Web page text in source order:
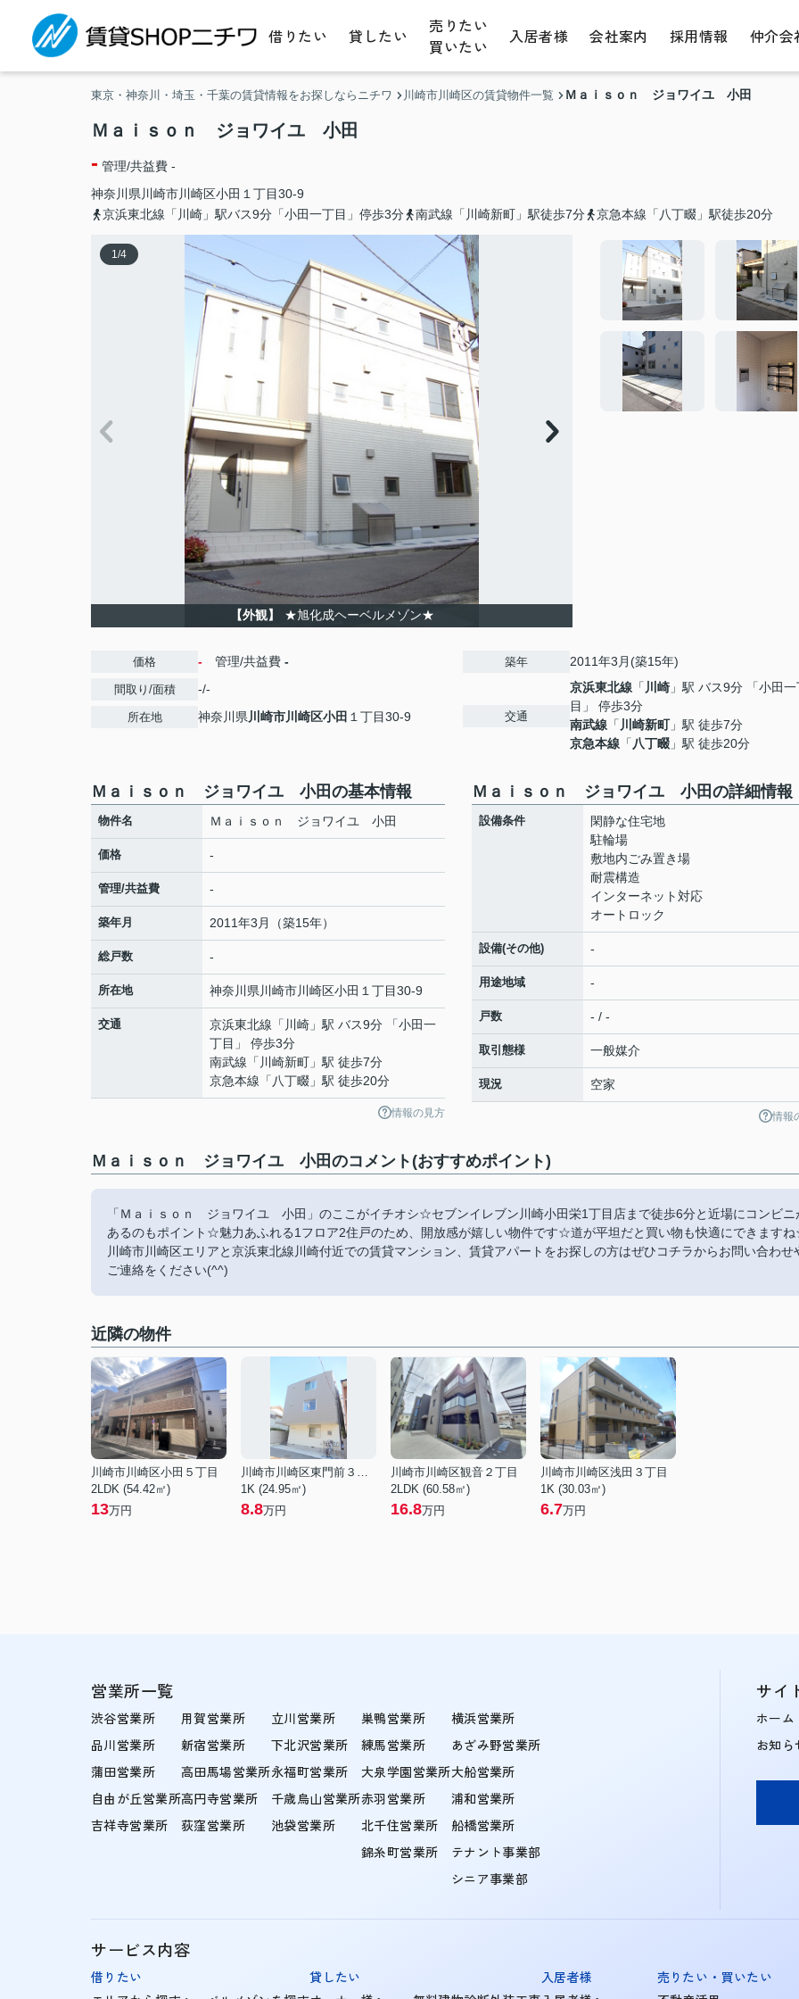
借りたい 貸したい
売りたい
買いたい
入居者様 会社案内 採用情報 仲介会
東京・神奈川・埼玉・千葉の賃貸情報をお探しならニチワ 川崎市川崎区の賃貸物件一覧 Ｍａｉｓｏｎ ジョワイユ 小田
Ｍａｉｓｏｎ ジョワイユ 小田
- 管理/共益費 -
神奈川県 川崎市川崎区小田 １丁目30-9
京浜東北線「川崎」駅バス9分「小田一丁目」停歩3分
南武線「川崎新町」駅徒歩7分 京急本線「八丁畷」駅徒歩20分
1/4
【外観】 ★旭化成ヘーベルメゾン★
価格 - 管理/共益費 -
間取り/面積 -/-
所在地 神奈川県川崎市川崎区小田 １丁目30-9
築年 2011年3月(築15年)
交通
京浜東北線 「 川崎 」駅 バス9分 「小田一
目」 停歩3分
南武線 「 川崎新町」駅 徒歩7分
京急本線 「 八丁畷 」駅 徒歩20分
Ｍａｉｓｏｎ ジョワイユ 小田の基本情報
物件名 Ｍａｉｓｏｎ ジョワイユ 小田
価格 -
管理/共益費 -
築年月 2011年3月（築15年）
総戸数 -
所在地 神奈川県 川崎市川崎区小田 １丁目30-9
交通 京浜東北線 「 川崎 」駅 バス9分 「小田一
丁目」 停歩3分
南武線 「 川崎新町 」駅 徒歩7分
京急本線 「 八丁畷 」駅 徒歩20分
情報の見方
Ｍａｉｓｏｎ ジョワイユ 小田の詳細情報
設備条件
閑静な住宅地
駐輪場
敷地内ごみ置き場
耐震構造
インターネット対応
オートロック
設備(その他) -
用途地域 -
戸数 - / -
取引態様 一般媒介
現況 空家
情報
Ｍａｉｓｏｎ ジョワイユ 小田のコメント(おすすめポイント)
「Ｍａｉｓｏｎ ジョワイユ 小田」のここがイチオシ☆セブンイレブン川崎小田栄1丁目店まで徒歩6分と近場にコンビニ
あるのもポイント☆魅力あふれる1フロア2住戸のため、開放感が嬉しい物件です☆道が平坦だと買い物も快適にできます
川崎市川崎区エリアと京浜東北線川崎付近での賃貸マンション、賃貸アパートをお探しの方はぜひコチラからお問い合わせ
ご連絡をください(^^)
近隣の物件
川崎市川崎区小田５丁目
2LDK (54.42㎡)
13万円
川崎市川崎区東門前３丁目
1K (24.95㎡)
8.8万円
川崎市川崎区観音２丁目
2LDK (60.58㎡)
16.8万円
川崎市川崎区浅田３丁目
1K (30.03㎡)
6.7万円
営業所一覧
渋谷営業所
品川営業所
蒲田営業所
自由が丘営業所
吉祥寺営業所
用賀営業所
新宿営業所
高田馬場営業所
高円寺営業所
荻窪営業所
立川営業所
下北沢営業所
永福町営業所
千歳烏山営業所
池袋営業所
巣鴨営業所
練馬営業所
大泉学園営業所
赤羽営業所
北千住営業所
錦糸町営業所
横浜営業所
あざみ野営業所
大船営業所
浦和営業所
船橋営業所
テナント事業部
シニア事業部
サイ
ホーム
お知ら
サービス内容
借りたい
貸したい
入居者様
売りたい・買いたい